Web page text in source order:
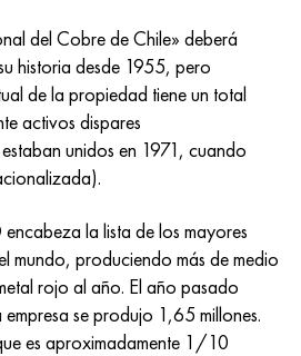
del Cobre de Chile» deberá
historia desde 1955, pero
de la propiedad tiene un total
activos dispares
unidos en 1971, cuando
la lista de los mayores
mundo, produciendo más de medio
rojo al año. El año pasado
se produjo 1,65 millones.
es aproximadamente 1/10
uns s45500
sw18